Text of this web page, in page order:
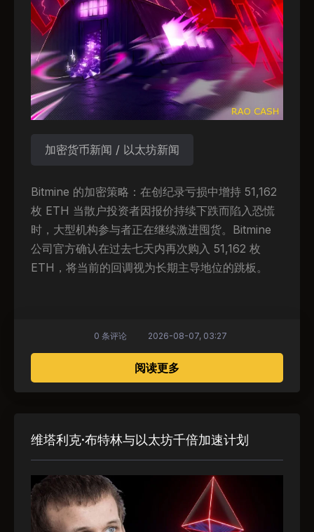
加密货币新闻 / 以太坊新闻
Bitmine 的加密策略：在创纪录亏损中增持 51,162
枚 ETH 当散户投资者因报价持续下跌而陷入恐慌
时，大型机构参与者正在继续激进囤货。Bitmine
公司官方确认在过去七天内再次购入 51,162 枚
ETH，将当前的回调视为长期主导地位的跳板。
阅读更多关于 Bitmine 孤注一掷：
0 条评论 2026-08-07, 03:27
维塔利克·布特林与以太坊千倍加速计划